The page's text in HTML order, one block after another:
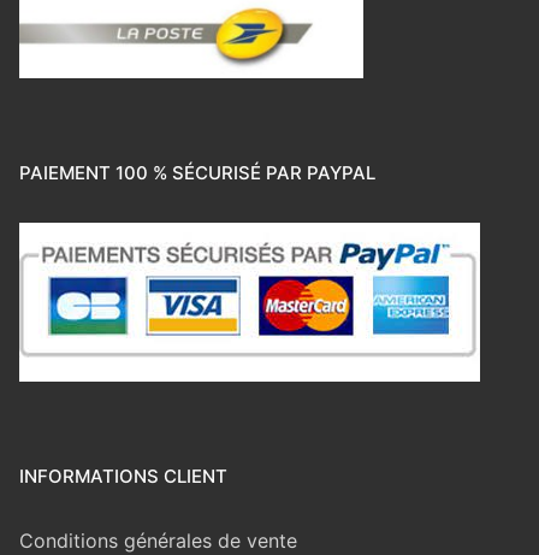
PAIEMENT 100 % SÉCURISÉ PAR PAYPAL
INFORMATIONS CLIENT
Conditions générales de vente